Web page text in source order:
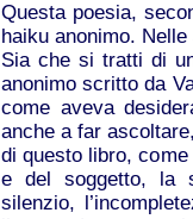
Questa poesia,
haiku anonimo.
Sia che si tratti di
anonimo scritto da
come aveva
anche a far
di questo libro, come
e del soggetto, la
silenzio,